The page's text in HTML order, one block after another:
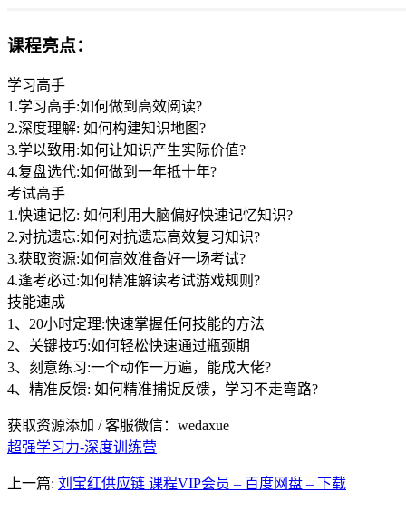
课程亮点：
学习高手
1.学习高手:如何做到高效阅读?
2.深度理解: 如何构建知识地图?
3.学以致用:如何让知识产生实际价值?
4.复盘选代:如何做到一年抵十年?
考试高手
1.快速记忆: 如何利用大脑偏好快速记忆知识?
2.对抗遗忘:如何对抗遗忘高效复习知识?
3.获取资源:如何高效准备好一场考试?
4.逢考必过:如何精准解读考试游戏规则?
技能速成
1、20小时定理:快速掌握任何技能的方法
2、关键技巧:如何轻松快速通过瓶颈期
3、刻意练习:一个动作一万遍，能成大佬?
4、精准反馈: 如何精准捕捉反馈，学习不走弯路?
获取资源添加 / 客服微信：wedaxue
超强学习力-深度训练营
上一篇: 刘宝红供应链 课程VIP会员 – 百度网盘 – 下载